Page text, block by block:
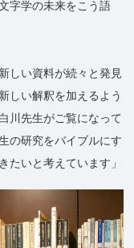
字学の未来をこう語
しい資料が続々と発見
しい解釈を加えるよう
川先生がご覧になって
の研究をバイブルにす
たいと考えています」